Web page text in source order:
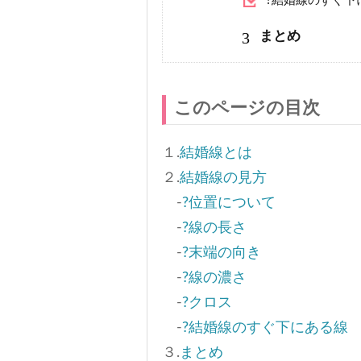
3 まとめ
このページの目次
１.結婚線とは
２.結婚線の見方
-?位置について
-?線の長さ
-?末端の向き
-?線の濃さ
-?クロス
-?結婚線のすぐ下にある線
３. まとめ